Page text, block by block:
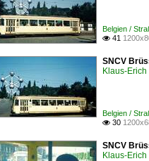
Belgien /
 41
SNCV
Klaus-Erich
Belgien /
 30
SNCV
Klaus-Erich